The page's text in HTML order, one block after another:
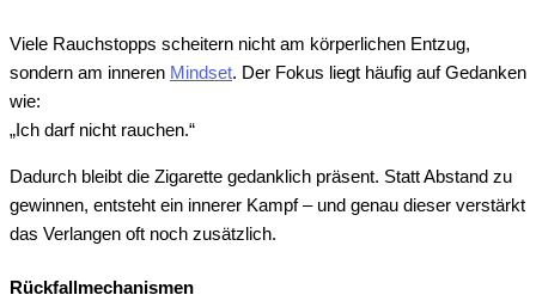
Viele Rauchstopps scheitern nicht am körperlichen Entzug,
sondern am inneren Mindset. Der Fokus liegt häufig auf Gedanken
wie:
„Ich darf nicht rauchen.“
Dadurch bleibt die Zigarette gedanklich präsent. Statt Abstand zu
gewinnen, entsteht ein innerer Kampf – und genau dieser verstärkt
das Verlangen oft noch zusätzlich.
Rückfallmechanismen